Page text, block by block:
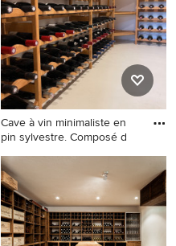
Cave à vin minimaliste en
pin sylvestre. Composé d